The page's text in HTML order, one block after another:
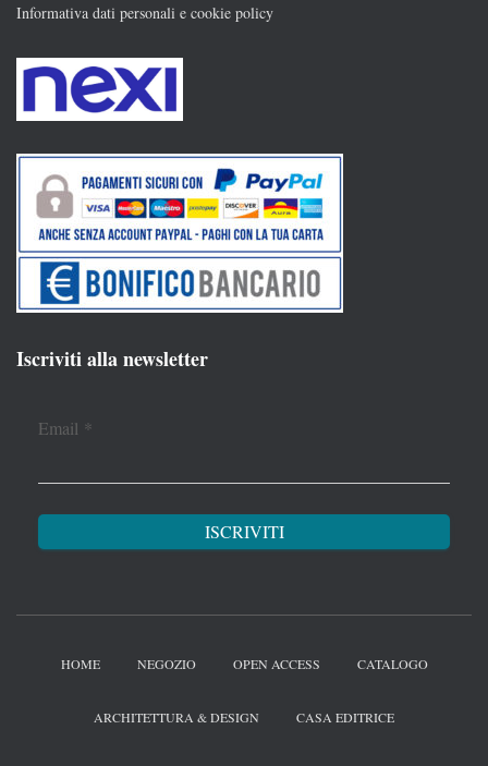
Informativa dati personali e cookie policy
Iscriviti alla newsletter
Email *
HOME NEGOZIO OPEN ACCESS CATALOGO
ARCHITETTURA & DESIGN CASA EDITRICE